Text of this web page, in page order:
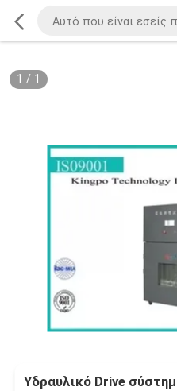
1 / 1
Υδραυλικό Drive